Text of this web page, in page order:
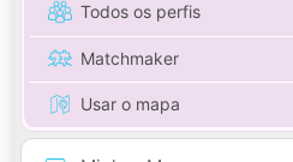
Todos os perfis
Matchmaker
Usar o mapa